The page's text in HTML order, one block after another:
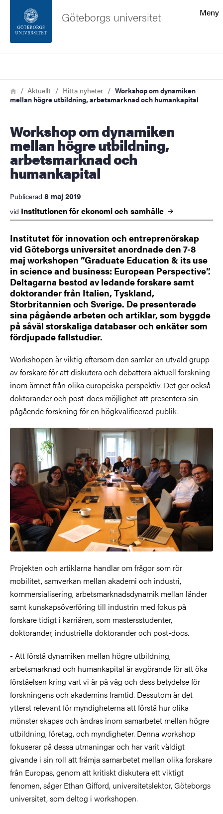
Sidfoten
Om webbplatsen
Meny
Göteborgs universitet
Länkstig
HemAktuellt Hitta nyheter
Workshop om dynamiken
mellan högre utbildning, arbetsmarknad och humankapital
Workshop om dynamiken
mellan högre utbildning,
arbetsmarknad och
humankapital
Publicerad 8 maj 2019
vid Institutionen för ekonomi och samhälle
Institutet för innovation och entreprenörskap
vid Göteborgs universitet anordnade den 7-8
maj workshopen ”Graduate Education & its use
in science and business: European Perspective”.
Deltagarna bestod av ledande forskare samt
doktorander från Italien, Tyskland,
Storbritannien och Sverige. De presenterade
sina pågående arbeten och artiklar, som byggde
på såväl storskaliga databaser och enkäter som
fördjupade fallstudier.
Workshopen är viktig eftersom den samlar en utvald grupp
av forskare för att diskutera och debattera aktuell forskning
inom ämnet från olika europeiska perspektiv. Det ger också
doktorander och post-docs möjlighet att presentera sin
pågående forskning för en högkvalificerad publik.
Projekten och artiklarna handlar om frågor som rör
mobilitet, samverkan mellan akademi och industri,
kommersialisering, arbetsmarknadsdynamik mellan länder
samt kunskapsöverföring till industrin med fokus på
forskare tidigt i karriären, som mastersstudenter,
doktorander, industriella doktorander och post-docs.
- Att förstå dynamiken mellan högre utbildning,
arbetsmarknad och humankapital är avgörande för att öka
förståelsen kring vart vi är på väg och dess betydelse för
forskningens och akademins framtid. Dessutom är det
ytterst relevant för myndigheterna att förstå hur olika
mönster skapas och ändras inom samarbetet mellan högre
utbildning, företag, och myndigheter. Denna workshop
fokuserar på dessa utmaningar och har varit väldigt
givande i sin roll att främja samarbetet mellan olika forskare
från Europas, genom att kritiskt diskutera ett viktigt
fenomen, säger Ethan Gifford, universitetslektor, Göteborgs
universitet, som deltog i workshopen.